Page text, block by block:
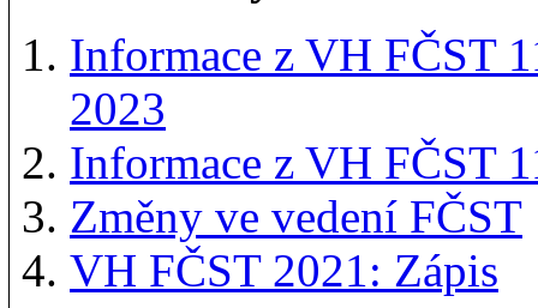
Informace z VH FČST
2023
Informace z VH FČST
Změny ve vedení FČST
VH FČST 2021: Zápis